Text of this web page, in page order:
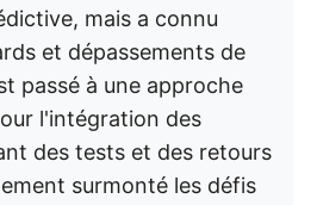
mais a connu
et dépassements de
passé à une approche
l'intégration des
des tests et des retours
surmonté les défis